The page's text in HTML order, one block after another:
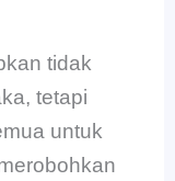
tidak
tetapi
untuk